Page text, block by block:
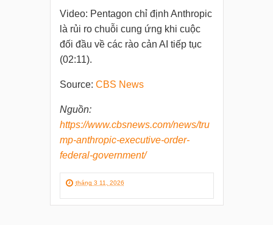
Video: Pentagon chỉ định Anthropic
là rủi ro chuỗi cung ứng khi cuộc
đối đầu về các rào cản AI tiếp tục
(02:11).
Source: CBS News
Nguồn:
https://www.cbsnews.com/news/tru
mp-anthropic-executive-order-
federal-government/
tháng 3 11, 2026